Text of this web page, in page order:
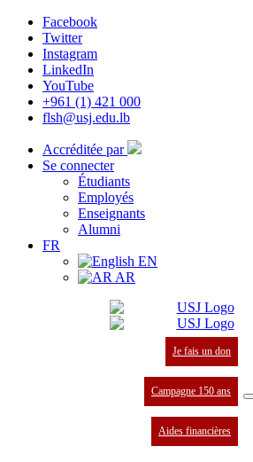
Facebook
Twitter
Instagram
LinkedIn
YouTube
+961 (1) 421 000
flsh@usj.edu.lb
Accréditée par
Se connecter
Étudiants
Employés
Enseignants
Alumni
FR
EN
AR
Je fais un don
Campagne 150 ans
Aides financières